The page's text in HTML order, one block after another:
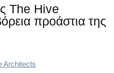
The Hive
προάστια της
Architects